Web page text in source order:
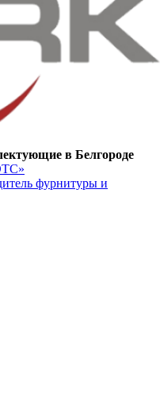
в Белгороде
фурнитуры и